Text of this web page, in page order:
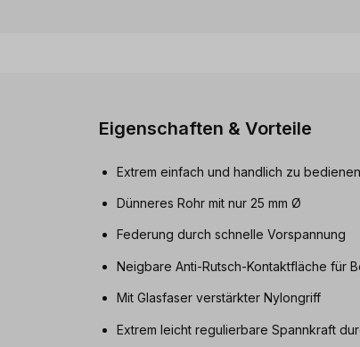
Eigenschaften & Vorteile
Extrem einfach und handlich zu bedienen
Dünneres Rohr mit nur 25 mm Ø
Federung durch schnelle Vorspannung
Neigbare Anti-Rutsch-Kontaktfläche für
Mit Glasfaser verstärkter Nylongriff
Extrem leicht regulierbare Spannkraft